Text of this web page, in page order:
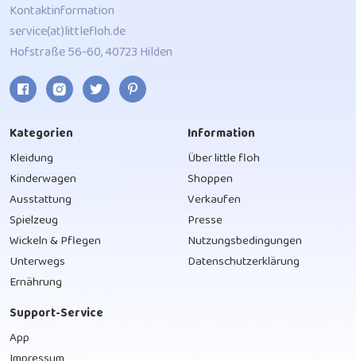
Kontaktinformation
service(at)littlefloh.de
Hofstraße 56-60, 40723 Hilden
Kategorien
Kleidung
Kinderwagen
Ausstattung
Spielzeug
Wickeln & Pflegen
Unterwegs
Ernährung
Information
Über little floh
Shoppen
Verkaufen
Presse
Nutzungsbedingungen
Datenschutzerklärung
Support-Service
App